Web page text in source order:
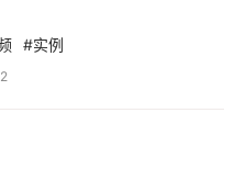
#实例